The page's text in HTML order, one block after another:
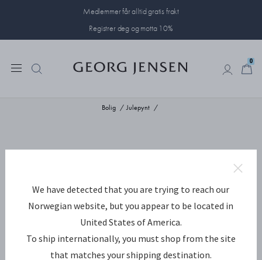
Medlemmer får alltid gratis frakt
Registrer deg og motta 10%
0
Bolig Julepynt
We have detected that you are trying to reach our
Norwegian website, but you appear to be located in
United States of America.
To ship internationally, you must shop from the site
that matches your shipping destination.